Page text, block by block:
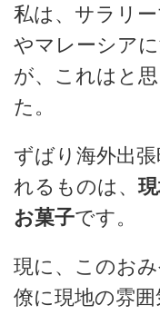
私は、サラリ
やマレーシア
が、これはと
た。
ずばり海外出
れるものは、
お菓子です。
現に、このお
僚に現地の雰